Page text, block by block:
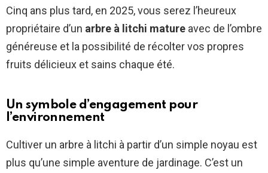
Cinq ans plus tard, en 2025, vous serez l’heureux
propriétaire d’un arbre à litchi mature avec de l’ombre
généreuse et la possibilité de récolter vos propres
fruits délicieux et sains chaque été.
Un symbole d’engagement pour
l’environnement
Cultiver un arbre à litchi à partir d’un simple noyau est
plus qu’une simple aventure de jardinage. C’est un